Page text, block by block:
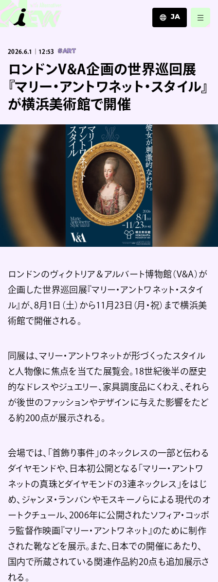
JA
ZH
2026.6.1｜12:53 #ART
ロンドンV&A企画の世界巡回展
『マリー・アントワネット・スタイル』
が横浜美術館で開催
ロンドンのヴィクトリア＆アルバート博物館（V&A）が
企画した世界巡回展『マリー・アントワネット・スタイ
ル』が、8月1日（土）から11月23日（月・祝）まで横浜美
術館で開催される。
同展は、マリー・アントワネットが形づくったスタイル
と人物像に焦点を当てた展覧会。18世紀後半の歴史
的なドレスやジュエリー、家具調度品にくわえ、それら
が後世のファッションやデザインに与えた影響をたど
る約200点が展示される。
会場では、「首飾り事件」のネックレスの一部と伝わる
ダイヤモンドや、日本初公開となる「マリー・アントワ
ネットの真珠とダイヤモンドの3連ネックレス」をはじ
め、ジャンヌ・ランバンやモスキーノらによる現代のオ
ートクチュール、2006年に公開されたソフィア・コッポ
ラ監督作映画『マリー・アントワネット』のために制作
された靴などを展示。また、日本での開催にあたり、
国内で所蔵されている関連作品約20点も追加展示さ
れる。